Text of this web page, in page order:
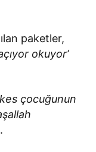
paketler,
okuyor’
çocuğunun